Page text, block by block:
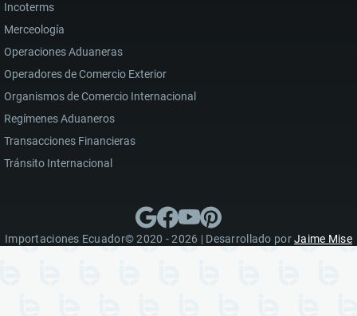
Incoterms
Merceología
Operaciones Aduaneras
Operadores de Comercio Exterior
Organismos de Comercio Internacional
Regímenes Aduaneros
Transacciones Financieras
Tránsito Internacional
Importaciones Ecuador© 2020 - 2026 | Desarrollado porJaime Mise